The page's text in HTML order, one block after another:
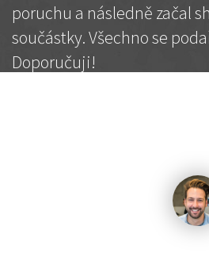
poruchu a následně začal
součástky. Všechno se
Doporučuji!